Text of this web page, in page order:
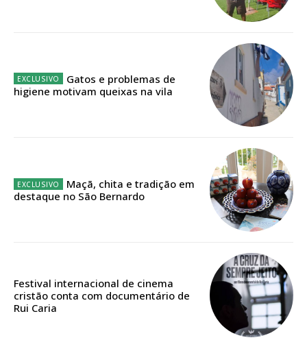
Gatos e problemas de
higiene motivam queixas na vila
Maçã, chita e tradição em
destaque no São Bernardo
Festival internacional de cinema
cristão conta com documentário de
Rui Caria